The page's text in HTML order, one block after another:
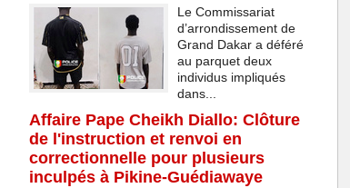
Le Commissariat
d’arrondissement de
Grand Dakar a déféré
au parquet deux
individus impliqués
dans...
Affaire Pape Cheikh Diallo: Clôture
de l'instruction et renvoi en
correctionnelle pour plusieurs
inculpés à Pikine-Guédiawaye